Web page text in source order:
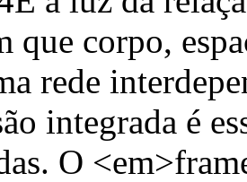
que corpo,
rede
integrada é
O